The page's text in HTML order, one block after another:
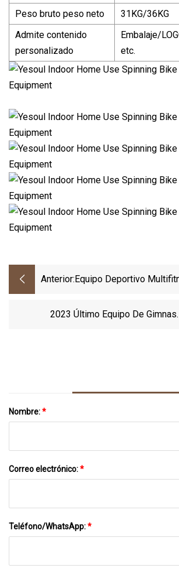
Peso bruto peso neto
31KG/36KG
Admite contenido
personalizado
Embalaje/
etc.
Anterior: Equipo Deportivo
2023 Último Equipo De
Nombre:*
Correo electrónico:*
Teléfono/WhatsApp:*